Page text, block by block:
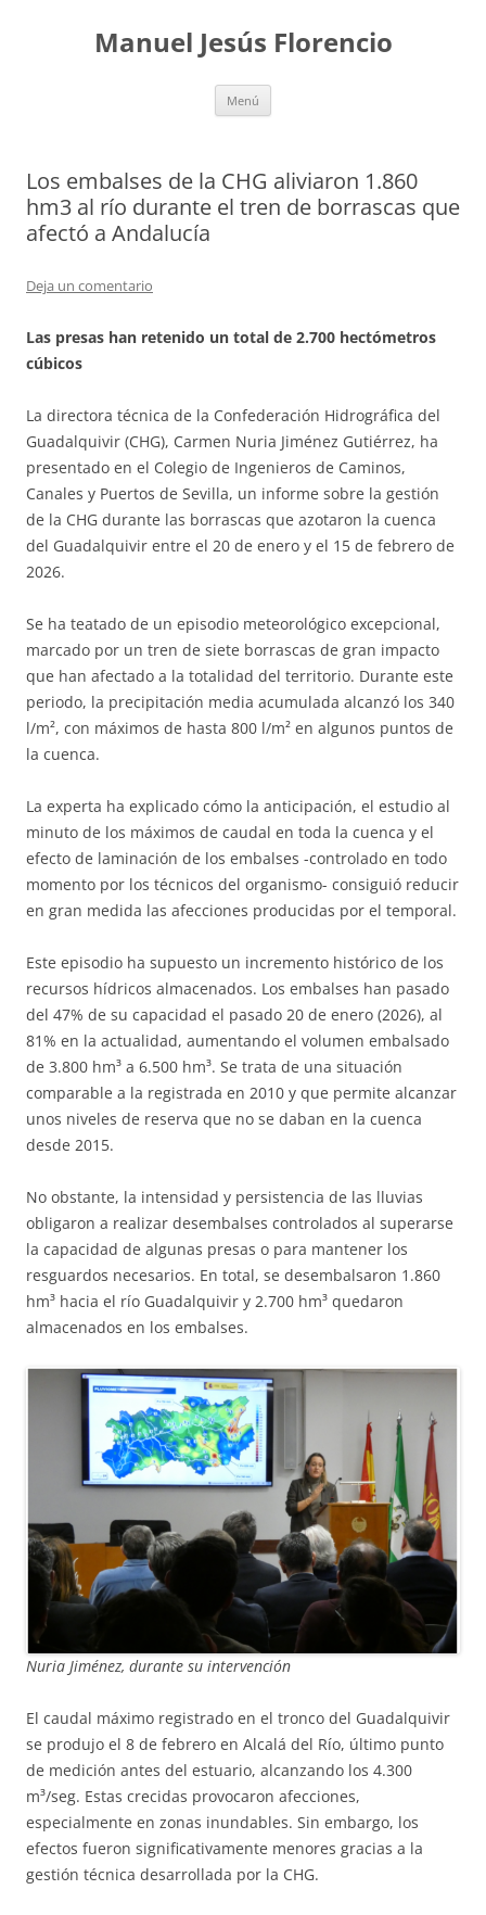
contenidoManuel Jesús Florencio
Menú
Los embalses de la CHG aliviaron 1.860
hm3 al río durante el tren de borrascas que
afectó a Andalucía
Deja un comentario
Las presas han retenido un total de 2.700 hectómetros
cúbicos
La directora técnica de la Confederación Hidrográfica del
Guadalquivir (CHG), Carmen Nuria Jiménez Gutiérrez, ha
presentado en el Colegio de Ingenieros de Caminos,
Canales y Puertos de Sevilla, un informe sobre la gestión
de la CHG durante las borrascas que azotaron la cuenca
del Guadalquivir entre el 20 de enero y el 15 de febrero de
2026.
Se ha teatado de un episodio meteorológico excepcional,
marcado por un tren de siete borrascas de gran impacto
que han afectado a la totalidad del territorio. Durante este
periodo, la precipitación media acumulada alcanzó los 340
l/m², con máximos de hasta 800 l/m² en algunos puntos de
la cuenca.
La experta ha explicado cómo la anticipación, el estudio al
minuto de los máximos de caudal en toda la cuenca y el
efecto de laminación de los embalses -controlado en todo
momento por los técnicos del organismo- consiguió reducir
en gran medida las afecciones producidas por el temporal.
Este episodio ha supuesto un incremento histórico de los
recursos hídricos almacenados. Los embalses han pasado
del 47% de su capacidad el pasado 20 de enero (2026), al
81% en la actualidad, aumentando el volumen embalsado
de 3.800 hm³ a 6.500 hm³. Se trata de una situación
comparable a la registrada en 2010 y que permite alcanzar
unos niveles de reserva que no se daban en la cuenca
desde 2015.
No obstante, la intensidad y persistencia de las lluvias
obligaron a realizar desembalses controlados al superarse
la capacidad de algunas presas o para mantener los
resguardos necesarios. En total, se desembalsaron 1.860
hm³ hacia el río Guadalquivir y 2.700 hm³ quedaron
almacenados en los embalses.
Nuria Jiménez, durante su intervención
El caudal máximo registrado en el tronco del Guadalquivir
se produjo el 8 de febrero en Alcalá del Río, último punto
de medición antes del estuario, alcanzando los 4.300
m³/seg. Estas crecidas provocaron afecciones,
especialmente en zonas inundables. Sin embargo, los
efectos fueron significativamente menores gracias a la
gestión técnica desarrollada por la CHG.